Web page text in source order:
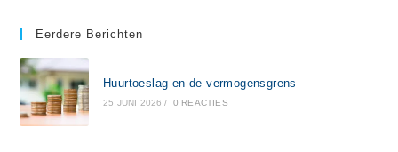
Eerdere Berichten
Huurtoeslag en de vermogensgrens
25 JUNI 2026 / 0 REACTIES